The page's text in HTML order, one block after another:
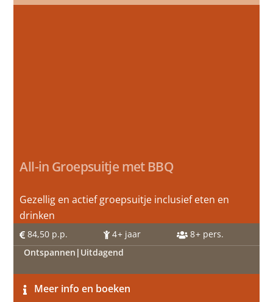
All-in Groepsuitje met BBQ
Gezellig en actief groepsuitje inclusief eten en
drinken
84,50 p.p. 4+ jaar 8+ pers.
Ontspannen | Uitdagend
Meer info en boeken